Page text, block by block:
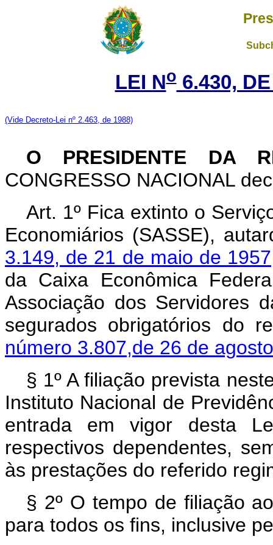
LEI No6.430,
(Vide Decreto-Lei nº 2.463, de 1988)
O PRESIDENTE DA
CONGRESSO NACIONAL
Art. 1º Fica extinto o
Economiários (SASSE),
3.149, de 21 de maio de 1957
da Caixa Econômica
Associação dos Servidores
segurados obrigatórios do
número 3.807,de 26 de
§ 1º A filiação prevista
Instituto Nacional de
entrada em vigor desta
respectivos dependentes,
às prestações do referido
§ 2º O tempo de filiação
para todos os fins, inclusive